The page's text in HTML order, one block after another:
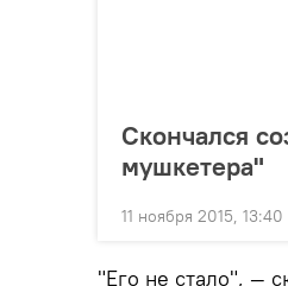
Скончался
мушкетера"
11 ноября 2015, 13:40
"Его не стало", —